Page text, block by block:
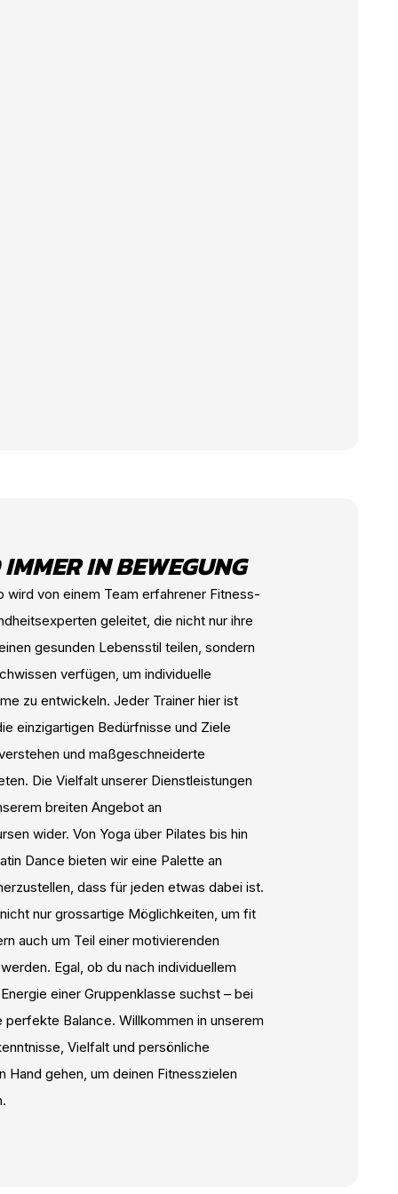
IN BEWEGUNG
wird von einem Team erfahrener Fitness-
geleitet, die nicht nur ihre
gesunden Lebensstil teilen, sondern
verfügen, um individuelle
zu entwickeln. Jeder Trainer hier ist
einzigartigen Bedürfnisse und Ziele
und maßgeschneiderte
Die Vielfalt unserer Dienstleistungen
breiten Angebot an
wider. Von Yoga über Pilates bis hin
Dance bieten wir eine Palette an
dass für jeden etwas dabei ist.
nur grossartige Möglichkeiten, um fit
auch um Teil einer motivierenden
Egal, ob du nach individuellem
einer Gruppenklasse suchst – bei
perfekte Balance. Willkommen in unserem
Vielfalt und persönliche
Hand gehen, um deinen Fitnesszielen